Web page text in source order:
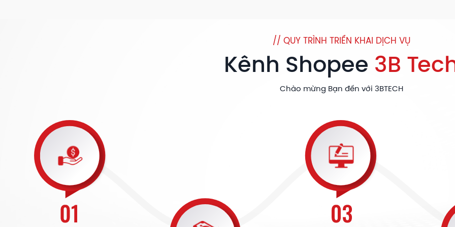
// QUY TRÌNH TRIỂN KHAI DỊCH VỤ
Kênh Shopee 3B
Chào mừng Bạn đến với 3BTECH